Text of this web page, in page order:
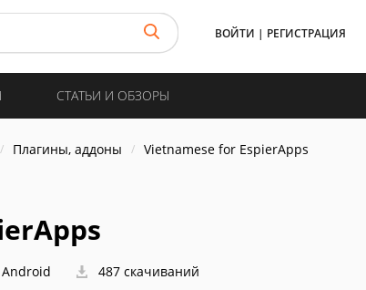
ВОЙТИ | РЕГИСТРАЦИЯ
СТАТЬИ И ОБЗОРЫ
Плагины, аддоны Vietnamese for EspierApps
Android 487 скачиваний